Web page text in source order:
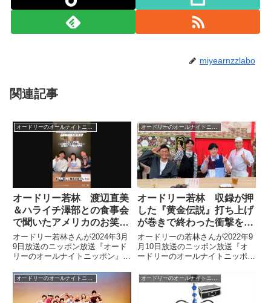
miyearnzzlabo
関連記事
オードリーのオールナイトニッポン
オードリー若林 渡辺直美
＆ハライチ澤部との食事会
で聞いたアメリカのお笑い
事情を語る
オードリー若林さんが2024年3月
9日放送のニッポン放送『オード
リーのオールナイトニッポン』の
と食事会をしたことについてトー
ク。NFLやNBA、そしてアメリカ
のお笑い事情について話したこと
オードリーのオールナイトニッポン
オードリー若林 収録が押
した『黄金伝説』打ち上げ
が巻きで終わった衝撃を語
る
オードリーの若林さんが2022年9
月10日放送のニッポン放送『オ
ードリーのオールナイトニッポ
えた『あちこちオードリー』を振
り返り。『黄金伝説』で収録が押
したのに打ち上げが巻いて終わっ